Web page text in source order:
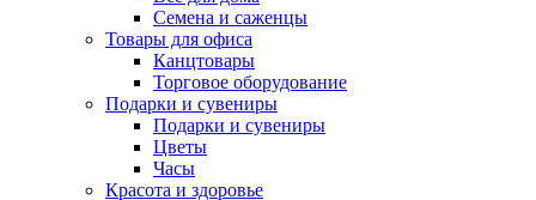
Семена и саженцы
Товары для офиса
Канцтовары
Торговое оборудование
Подарки и сувениры
Подарки и сувениры
Цветы
Часы
Красота и здоровье